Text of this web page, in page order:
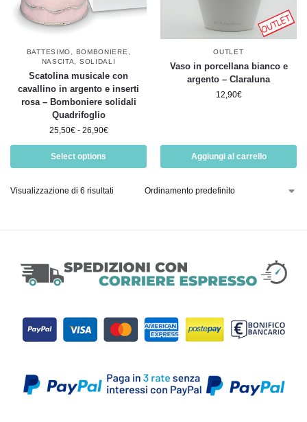
BATTESIMO BOMBONIERE
NASCITA
SOLIDALI
Scatolina musicale con
cavallino in argento e inserti
rosa – Bomboniere solidali
Quadrifoglio
25,50€ - 26,90€
Select options
OUTLET
Vaso in porcellana bianco e
argento – Claraluna
12,90€
Aggiungi al carrello
Visualizzazione di 6 risultati